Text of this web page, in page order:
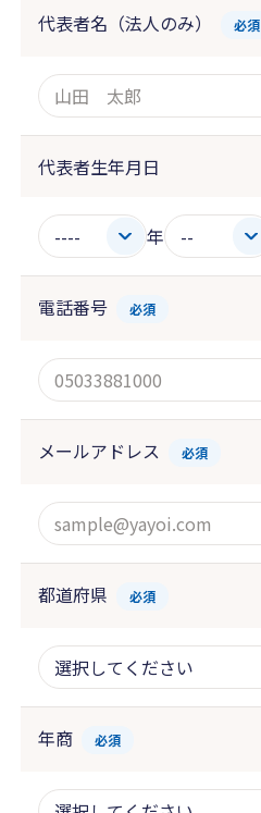
代表者名（法人のみ） 必須
代表者生年月日
年
電話番号 必須
メールアドレス 必須
都道府県 必須
年商 必須